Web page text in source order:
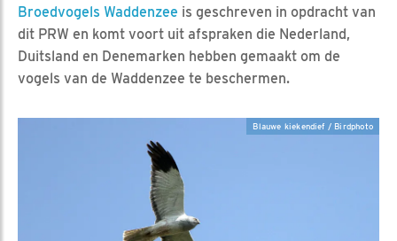
Broedvogels Waddenzee is geschreven in opdracht van
dit PRW en komt voort uit afspraken die Nederland,
Duitsland en Denemarken hebben gemaakt om de
vogels van de Waddenzee te beschermen.
Blauwe kiekendief / Birdphoto